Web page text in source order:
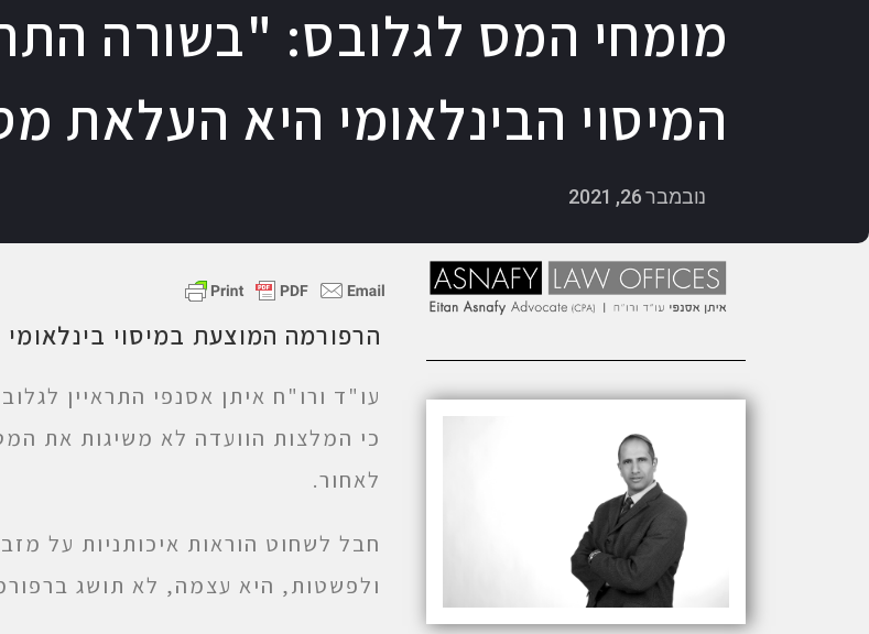
מומחי המס לגלובס: "בשורה
המיסוי הבינלאומי היא העלאת
נובמבר 26, 2021
הרפורמה המוצעת במיסוי בינלאומי
עו"ד ורו"ח איתן אסנפי התראיין
כי המלצות הוועדה לא משיגות את
לאחור.
חבל לשחוט הוראות איכותניות על
ולפשטות, היא עצמה, לא תושג